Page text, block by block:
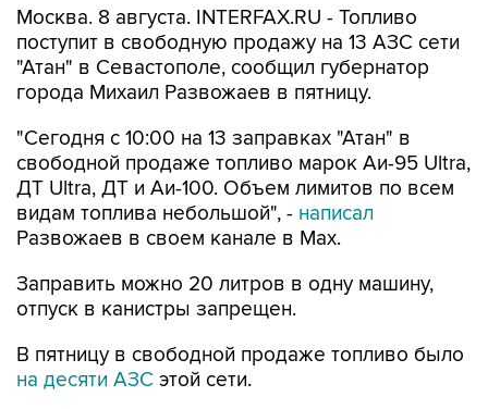
Москва. 8 августа. INTERFAX.RU - Топливо
поступит в свободную продажу на 13 АЗС сети
"Атан" в Севастополе, сообщил губернатор
города Михаил Развожаев в пятницу.
"Сегодня с 10:00 на 13 заправках "Атан" в
свободной продаже топливо марок Аи-95 Ultra,
ДТ Ultra, ДТ и Аи-100. Объем лимитов по всем
видам топлива небольшой", - написал
Развожаев в своем канале в Max.
Заправить можно 20 литров в одну машину,
отпуск в канистры запрещен.
В пятницу в свободной продаже топливо было
на десяти АЗС этой сети.